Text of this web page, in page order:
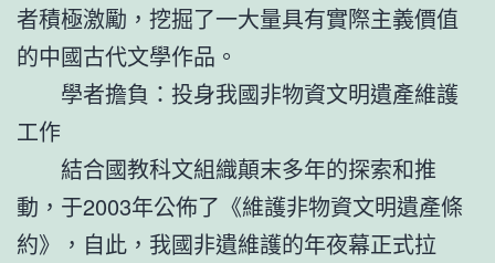
者積極激勵，挖掘了一大量具有實際主義價值
的中國古代文學作品。
學者擔負：投身我國非物資文明遺產維護
工作
結合國教科文組織顛末多年的探索和推
動，于2003年公佈了《維護非物資文明遺產條
約》，自此，我國非遺維護的年夜幕正式拉